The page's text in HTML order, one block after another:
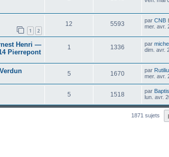
1 2
12 5593 par CNB
mer. avr.
Henri —
Pierrepont
1 1336 par
dim. avr.
5 1670 par
mer. avr.
5 1518 par
lun. avr.
1871 sujets